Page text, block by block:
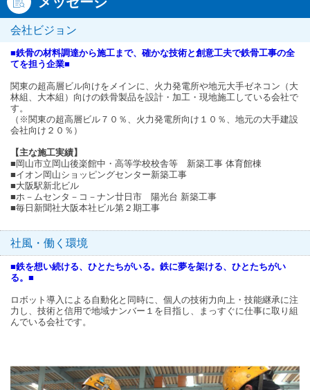
会社ビジョン
■鉄骨の材料調達から施工まで、確かな技術と創意工夫で鉄骨工事の全
てを担う企業■
関東の超高層ビル向けをメインに、火力発電所や地元大手ゼネコン（大
林組、大本組）向けの鉄骨製品を設計・加工・現地施工している会社で
す。
（※関東の超高層ビル７０％、火力発電所向け１０％、地元の大手建設
会社向け２０％）
【主な施工実績】
■岡山市立岡山後楽館中・高等学校校舎等 新築工事 体育館棟
■イオン岡山ショッピングセンター新築工事
■大阪駅新北ビル
■ホ－ムセンタ－コ－ナン廿日市 陽光台 新築工事
■毎日新聞社大阪本社ビル第２期工事
社風・働く環境
■鉄を想い続ける、ひとたちがいる。鉄に夢を架ける、ひとたちがい
る。■
ロボット導入による自動化と同時に、個人の技術力向上・技能継承に注
力し、技術と信用で地域ナンバー１を目指し、まっすぐに仕事に取り組
んでいる会社です。